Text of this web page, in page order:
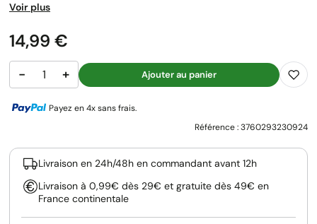
Voir plus
Prix
14,99 €
− + Ajouter au panier
Payez en 4x sans frais.
Référence :3760293230924
Livraison en 24h/48h en commandant avant 12h
Livraison à 0,99€ dès 29€ et gratuite dès 49€ en
France continentale